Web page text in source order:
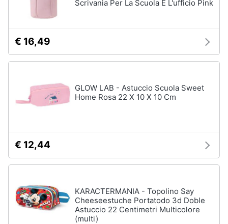
Scrivania Per La Scuola E L'ufficio Pink
€ 16,49
GLOW LAB - Astuccio Scuola Sweet
Home Rosa 22 X 10 X 10 Cm
€ 12,44
KARACTERMANIA - Topolino Say
Cheeseestuche Portatodo 3d Doble
Astuccio 22 Centimetri Multicolore
(multi)